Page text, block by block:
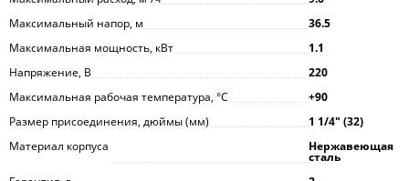
Максимальный напор, м
36.5
Максимальная мощность, кВт
1.1
Напряжение, В
220
Максимальная рабочая температура, °С
+90
Размер присоединения, дюймы (мм)
1 1/4ʺ (32)
Материал корпуса
Нержавеющая
сталь